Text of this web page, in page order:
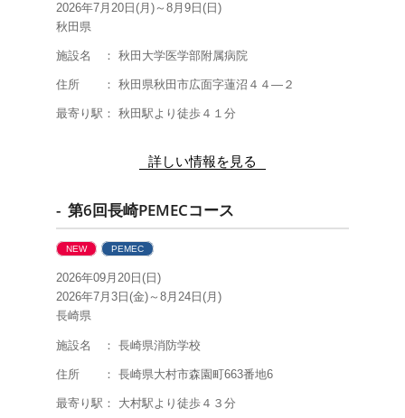
2026年7月20日(月)～8月9日(日)
秋田県
施設名 ： 秋田大学医学部附属病院
住所 ： 秋田県秋田市広面字蓮沼４４―２
最寄り駅： 秋田駅より徒歩４１分
詳しい情報を見る
- 第6回長崎PEMECコース
NEW PEMEC
2026年09月20日(日)
2026年7月3日(金)～8月24日(月)
長崎県
施設名 ： 長崎県消防学校
住所 ： 長崎県大村市森園町663番地6
最寄り駅： 大村駅より徒歩４３分